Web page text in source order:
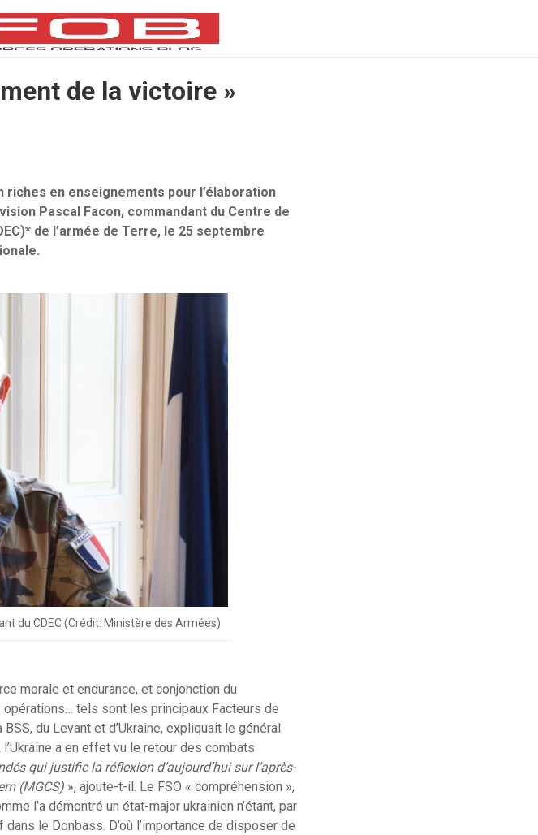
de la victoire »
riches en enseignements pour l’élaboration
Pascal Facon, commandant du Centre de
de l’armée de Terre, le 25 septembre
du CDEC (Crédit: Ministère des Armées)
morale et endurance, et conjonction du
tels sont les principaux Facteurs de
du Levant et d’Ukraine, expliquait le général
l’Ukraine a en effet vu le retour des combats
qui justifie la réflexion d’aujourd’hui sur l’après-
(MGCS) », ajoute-t-il. Le FSO « compréhension »,
l’a démontré un état-major ukrainien n’étant, par
le Donbass. D’où l’importance de disposer de